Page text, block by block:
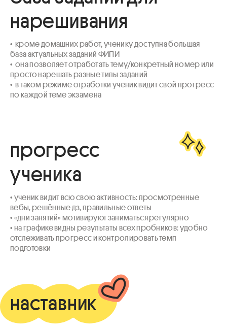
нарешивания
•  кроме домашних работ, ученику доступна большая
база актуальных заданий ФИПИ
•  она позволяет отработать тему/конкретный номер или
просто нарешать разные типы заданий
•  в таком режиме отработки ученик видит свой прогресс
по каждой теме экзамена
прогресс
ученика
• ученик видит всю свою активность: просмотренные
вебы, решённые дз, правильные ответы
• «дни занятий» мотивируют заниматься регулярно
• на графике видны результаты всех пробников: удобно
отслеживать прогресс и контролировать темп
подготовки
наставник